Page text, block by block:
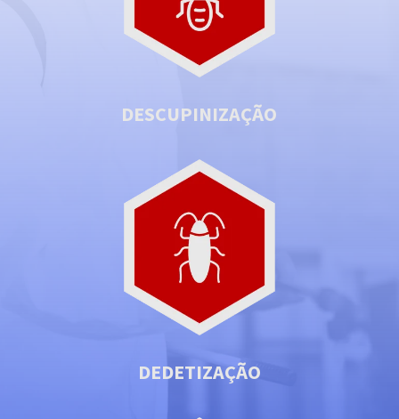
DESCUPINIZAÇÃO
DEDETIZAÇÃO